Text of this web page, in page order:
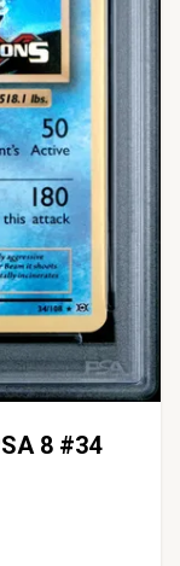
8 #34